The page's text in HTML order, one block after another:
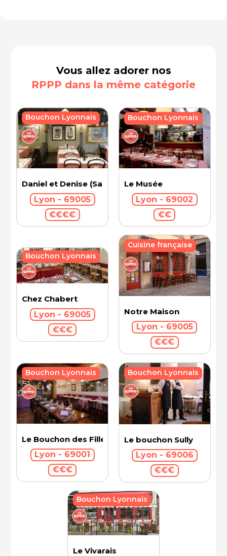
Vous allez adorer nos
RPPP dans la même catégorie
Daniel et Denise (Saint-Jean)
Lyon - 69005
€€€€
Bouchon Lyonnais
Le Musée
Lyon - 69002
€€
Bouchon Lyonnais
Chez Chabert
Lyon - 69005
€€€
Bouchon Lyonnais
Notre Maison
Lyon - 69005
€€€
Cuisine française
Le Bouchon des Filles
Lyon - 69001
€€€
Bouchon Lyonnais
Le bouchon Sully
Lyon - 69006
€€€
Bouchon Lyonnais
Le Vivarais
Bouchon Lyonnais